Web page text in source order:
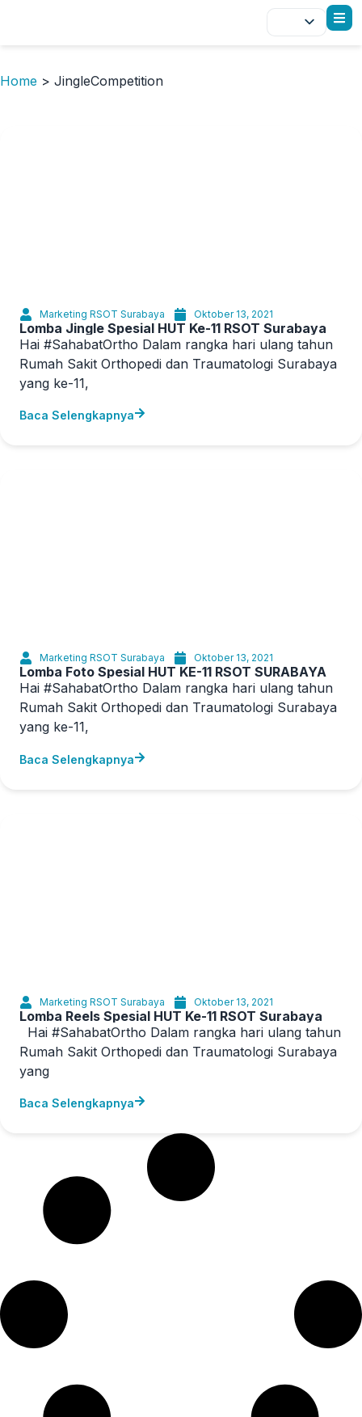
Home > JingleCompetition
Marketing RSOT Surabaya Oktober 13, 2021
Lomba Jingle Spesial HUT Ke-11 RSOT Surabaya
Hai #SahabatOrtho Dalam rangka hari ulang tahun
Rumah Sakit Orthopedi dan Traumatologi Surabaya
yang ke-11,
Baca Selengkapnya
Marketing RSOT Surabaya Oktober 13, 2021
Lomba Foto Spesial HUT KE-11 RSOT SURABAYA
Hai #SahabatOrtho Dalam rangka hari ulang tahun
Rumah Sakit Orthopedi dan Traumatologi Surabaya
yang ke-11,
Baca Selengkapnya
Marketing RSOT Surabaya Oktober 13, 2021
Lomba Reels Spesial HUT Ke-11 RSOT Surabaya
Hai #SahabatOrtho Dalam rangka hari ulang tahun
Rumah Sakit Orthopedi dan Traumatologi Surabaya
yang
Baca Selengkapnya